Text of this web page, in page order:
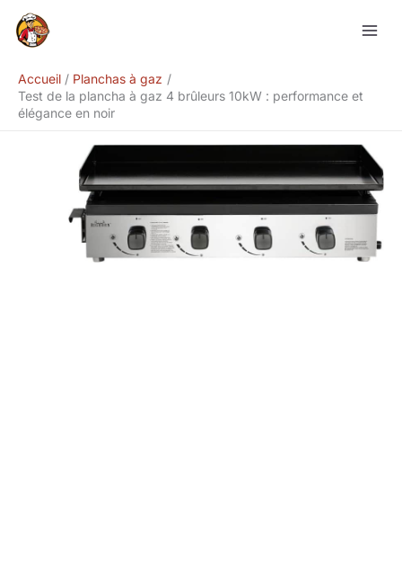
Accueil
Planchas à gaz
Test de la plancha à gaz 4 brûleurs 10kW : performance et
élégance en noir
Rechercher